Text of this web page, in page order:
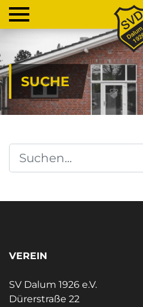
SUCHE
VEREIN
SV Dalum 1926 e.V.
Dürerstraße 22